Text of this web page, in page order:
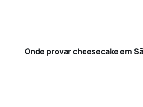
Onde provar cheesecake em